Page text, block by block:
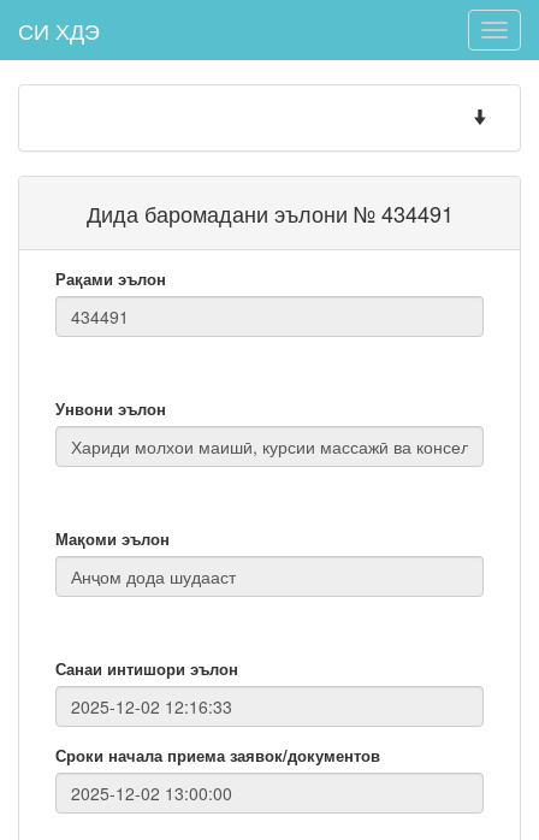
Toggle
СИ ХДЭ
Toggle
Дида баромадани эълони № 434491
Рақами эълон
Унвони эълон
Мақоми эълон
Санаи интишори эълон
Сроки начала приема заявок/документов